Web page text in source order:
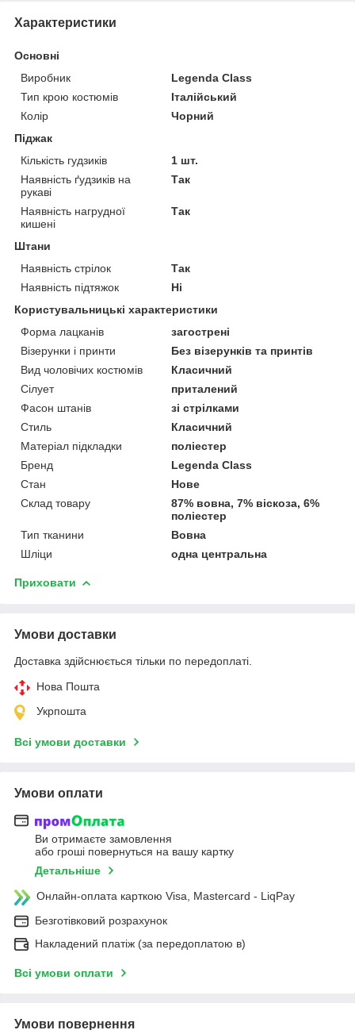
Характеристики
Основні
Виробник
Legenda Class
Тип крою костюмів
Італійський
Колір
Чорний
Піджак
Кількість гудзиків
1 шт.
Наявність ґудзиків на
рукаві
Так
Наявність нагрудної
кишені
Так
Штани
Наявність стрілок
Так
Наявність підтяжок
Ні
Користувальницькі характеристики
Форма лацканів
загострені
Візерунки і принти
Без візерунків та принтів
Вид чоловічих костюмів
Класичний
Сілует
приталений
Фасон штанів
зі стрілками
Стиль
Класичний
Матеріал підкладки
поліестер
Бренд
Legenda Class
Стан
Нове
Склад товару
87% вовна, 7% віскоза, 6%
поліестер
Тип тканини
Вовна
Шліци
одна центральна
Приховати
Умови доставки
Доставка здійснюється тільки по передоплаті.
Нова Пошта
Укрпошта
Всі умови доставки
Умови оплати
Ви отримаєте замовлення
або гроші повернуться на вашу картку
Детальніше
Онлайн-оплата карткою Visa, Mastercard - LiqPay
Безготівковий розрахунок
Накладений платіж (за передоплатою в)
Всі умови оплати
Умови повернення